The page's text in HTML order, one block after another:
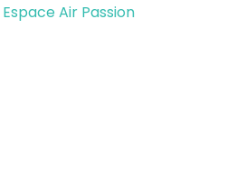
Espace Air Passion